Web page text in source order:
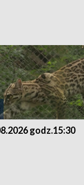
godz.15:30